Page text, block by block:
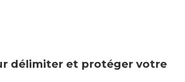
délimiter et protéger votre